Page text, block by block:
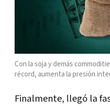
Con la soja y demás
récord, aumenta la presión
Finalmente, llegó la